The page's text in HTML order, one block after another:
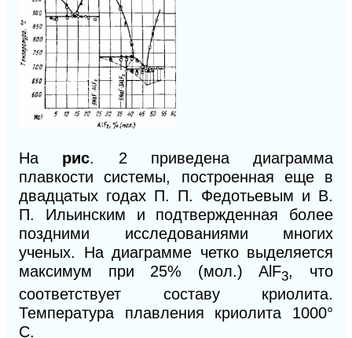
На рис. 2 приведена диаграмма
плавкости системы, построенная еще в
двадцатых годах П. П. Федотьевым и В.
П. Ильинским и подтвержденная более
поздними исследованиями многих
ученых. На диаграмме четко выделяется
максимум при 25% (мол.) AlF3, что
соответствует составу криолита.
Температура плавления криолита 1000°
С.